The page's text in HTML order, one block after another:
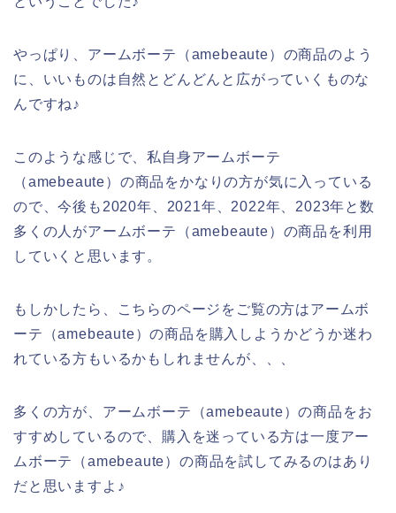
やっぱり、アームボーテ（amebeaute）の商品のよう
に、いいものは自然とどんどんと広がっていくものな
んですね♪
このような感じで、私自身アームボーテ
（amebeaute）の商品をかなりの方が気に入っている
ので、今後も2020年、2021年、2022年、2023年と数
多くの人がアームボーテ（amebeaute）の商品を利用
していくと思います。
もしかしたら、こちらのページをご覧の方はアームボ
ーテ（amebeaute）の商品を購入しようかどうか迷わ
れている方もいるかもしれませんが、、、
多くの方が、アームボーテ（amebeaute）の商品をお
すすめしているので、購入を迷っている方は一度アー
ムボーテ（amebeaute）の商品を試してみるのはあり
だと思いますよ♪